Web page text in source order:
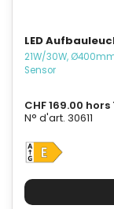
LED
21W/30W,
Sensor
CHF 169.00 hors
N° d'art. 30611